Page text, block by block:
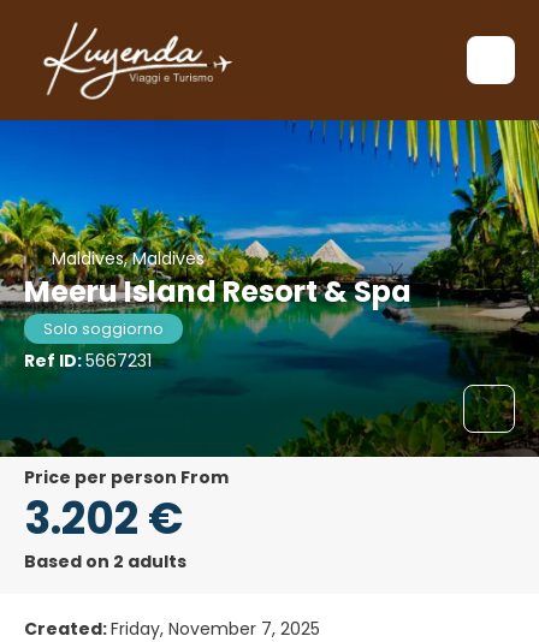
Maldives, Maldives
Meeru Island Resort & Spa
Solo soggiorno
Ref ID:5667231
price per person From
3.202 €
Based on 2 adults
Created:Friday, November 7, 2025